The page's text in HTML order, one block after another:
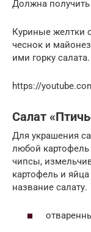
Должна получить
Куриные желтки
чеснок и
ими горку салата.
https://
Салат
Для украшения
любой
чипсы,
картофель и
название салату.